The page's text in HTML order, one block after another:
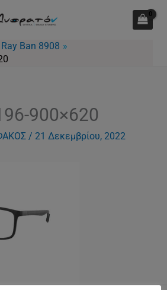
Ray Ban 8908
900×620
/ 21 Δεκεμβρίου, 2022